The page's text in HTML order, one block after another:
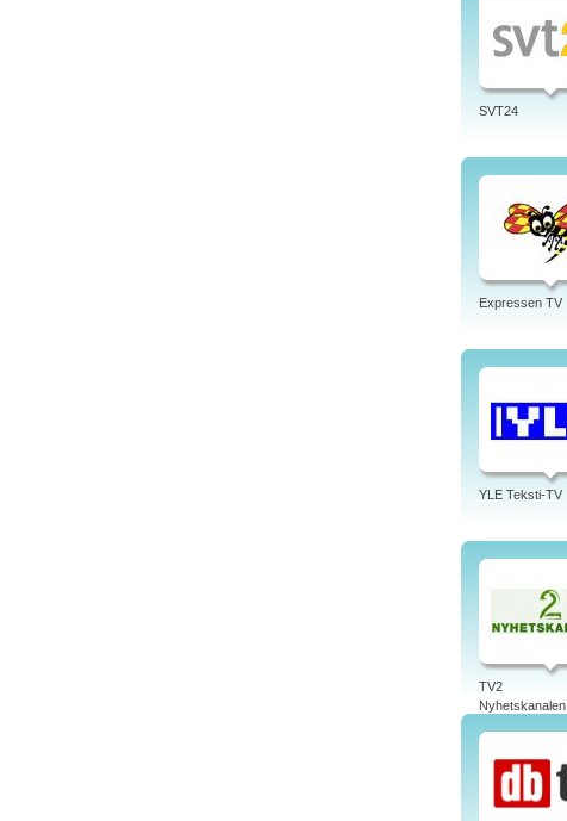
SVT24
Expressen TV
YLE Teksti-TV
TV2
Nyhetskanalen